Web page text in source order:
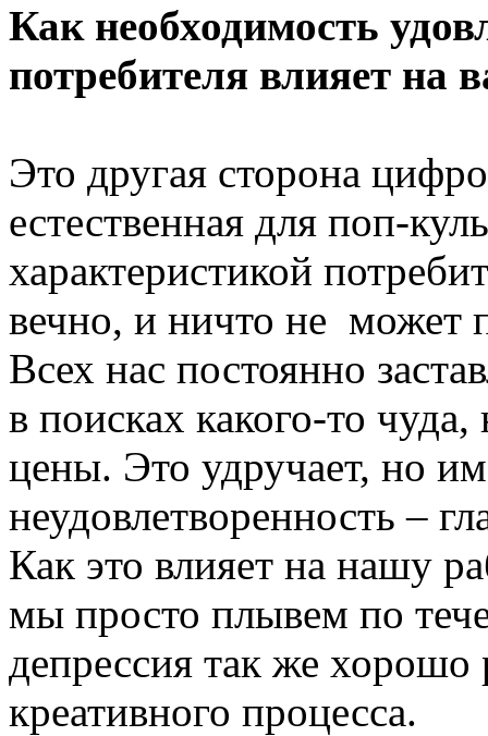
Как необходимость
потребителя влияет на
Это другая сторона
естественная для поп-
характеристикой
вечно, и ничто не может
Всех нас постоянно
в поисках какого-то
цены. Это удручает, но
неудовлетворенность –
Как это влияет на нашу
мы просто плывем по
депрессия так же хорошо
креативного процесса.